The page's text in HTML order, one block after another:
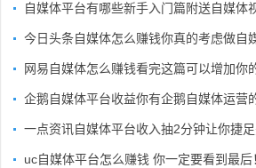
自媒体平台有哪些新手入门篇附送自媒体
今日头条自媒体怎么赚钱你真的考虑做自
网易自媒体怎么赚钱看完这篇可以增加你
企鹅自媒体平台收益你有企鹅自媒体运营
一点资讯自媒体平台收入抽2分钟让你捷
uc自媒体平台怎么赚钱 你一定要看到最后